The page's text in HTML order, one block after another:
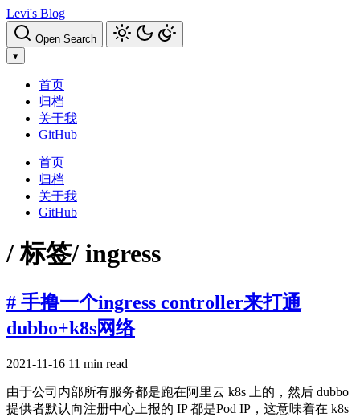
Levi's Blog
Open Search
▾
首页
归档
关于我
GitHub
首页
归档
关于我
GitHub
/ 标签/ ingress
# 手撸一个ingress controller来打通
dubbo+k8s网络
2021-11-16 11 min read
由于公司内部所有服务都是跑在阿里云 k8s 上的，然后 dubbo
提供者默认向注册中心上报的 IP 都是Pod IP，这意味着在 k8s